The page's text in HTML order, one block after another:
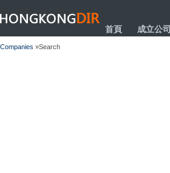
HONGKONGDIR
首頁 成立公司
Companies »Search